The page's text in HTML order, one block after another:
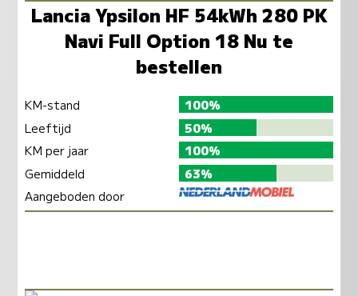
Lancia Ypsilon HF 54kWh 280 PK
Navi Full Option 18 Nu te
bestellen
KM-stand
100%
Leeftijd
50%
KM per jaar
100%
Gemiddeld
63%
Aangeboden door